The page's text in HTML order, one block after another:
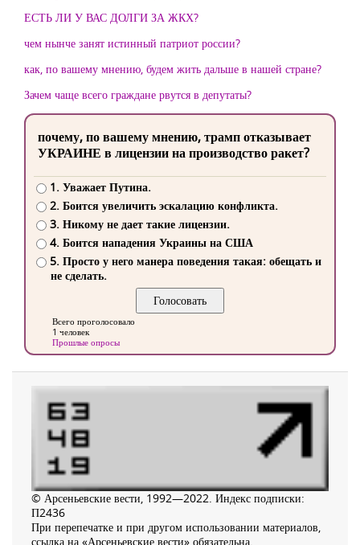
ЕСТЬ ЛИ У ВАС ДОЛГИ ЗА ЖКХ?
чем нынче занят истинный патриот россии?
как, по вашему мнению, будем жить дальше в нашей стране?
Зачем чаще всего граждане рвутся в депутаты?
почему, по вашему мнению, трамп отказывает
УКРАИНЕ в лицензии на производство ракет?
1. Уважает Путина.
2. Боится увеличить эскалацию конфликта.
3. Никому не дает такие лицензии.
4. Боится нападения Украины на США
5. Просто у него манера поведения такая: обещать и
не сделать.
Всего проголосовало
1 человек
Прошлые опросы
© Арсеньевские вести, 1992—2022. Индекс подписки:
П2436
При перепечатке и при другом использовании материалов,
ссылка на «Арсеньевские вести» обязательна.